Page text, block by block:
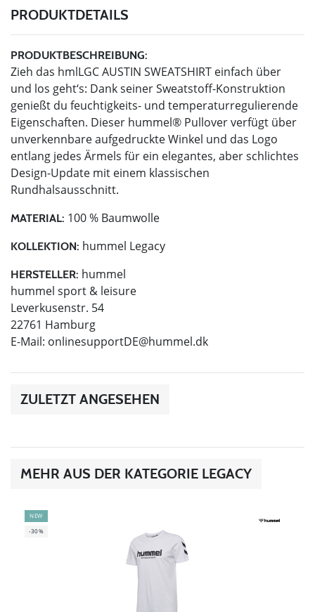
PRODUKTDETAILS
PRODUKTBESCHREIBUNG:
Zieh das hmlLGC AUSTIN SWEATSHIRT einfach über
und los geht‘s: Dank seiner Sweatstoff-Konstruktion
genießt du feuchtigkeits- und temperaturregulierende
Eigenschaften. Dieser hummel® Pullover verfügt über
unverkennbare aufgedruckte Winkel und das Logo
entlang jedes Ärmels für ein elegantes, aber schlichtes
Design-Update mit einem klassischen
Rundhalsausschnitt.
MATERIAL: 100 % Baumwolle
KOLLEKTION: hummel Legacy
HERSTELLER: hummel
hummel sport & leisure
Leverkusenstr. 54
22761 Hamburg
E-Mail: onlinesupportDE@hummel.dk
ZULETZT ANGESEHEN
MEHR AUS DER KATEGORIE LEGACY
NEW
-30%